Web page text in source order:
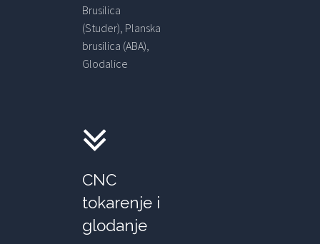
Brusilica
(Studer), Planska
brusilica (ABA),
Glodalice
CNC
tokarenje i
glodanje